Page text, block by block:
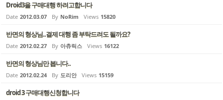
Droid3을 구매대행 하려고합니다
Date 2012.03.07 By NoRim Views 15820
반면의 형상님..결제 대행 좀 부탁드려도 될까요?
Date 2012.02.27 By 아츄릭스 Views 16122
반면의 형상님만 봅니다..
Date 2012.02.24 By 도리안 Views 15159
droid 3 구매대행신청합니다